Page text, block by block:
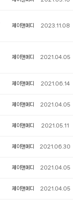
제이앤메디 2023.11.08
제이앤메디 2021.04.05
제이앤메디 2021.06.14
제이앤메디 2021.04.05
제이앤메디 2021.05.11
제이앤메디 2021.06.30
제이앤메디 2021.04.05
제이앤메디 2021.04.05